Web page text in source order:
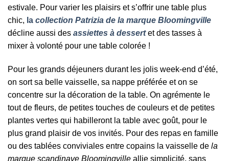
estivale. Pour varier les plaisirs et s’offrir une table plus
chic, la collection Patrizia de la marque Bloomingville
décline aussi des assiettes à dessertet des tasses à
mixer à volonté pour une table colorée !
Pour les grands déjeuners durant les jolis week-end d’été,
on sort sa belle vaisselle, sa nappe préférée et on se
concentre sur la décoration de la table. On agrémente le
tout de fleurs, de petites touches de couleurs et de petites
plantes vertes qui habilleront la table avec goût, pour le
plus grand plaisir de vos invités. Pour des repas en famille
ou des tablées conviviales entre copains la vaisselle de la
marque scandinave Bloomingville allie simplicité, sans